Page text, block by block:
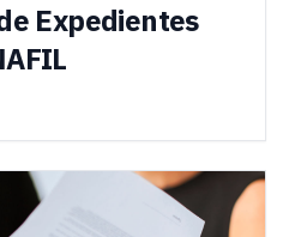
Expedientes